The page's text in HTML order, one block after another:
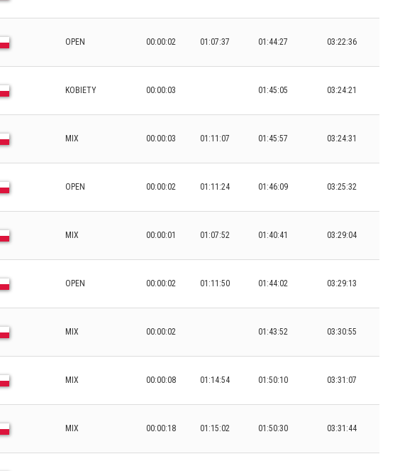
OPEN 00:00:02 01:07:37 01:44:27 03:22:36
KOBIETY 00:00:03 01:45:05 03:24:21
MIX 00:00:03 01:11:07 01:45:57 03:24:31
OPEN 00:00:02 01:11:24 01:46:09 03:25:32
MIX 00:00:01 01:07:52 01:40:41 03:29:04
OPEN 00:00:02 01:11:50 01:44:02 03:29:13
MIX 00:00:02 01:43:52 03:30:55
MIX 00:00:08 01:14:54 01:50:10 03:31:07
MIX 00:00:18 01:15:02 01:50:30 03:31:44